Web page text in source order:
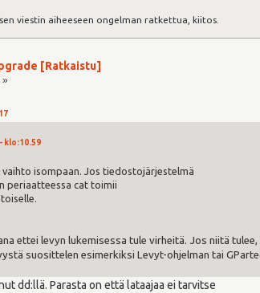
viestin aiheeseen ongelman ratkettua, kiitos.
[Ratkaistu]
»
klo:10.59
vaihto isompaan. Jos tiedostojärjestelmä
periaatteessa cat toimii
ettei levyn lukemisessa tule virheitä. Jos niitä
suosittelen esimerkiksi Levyt-ohjelman tai
dd:llä. Parasta on että lataajaa ei tarvitse